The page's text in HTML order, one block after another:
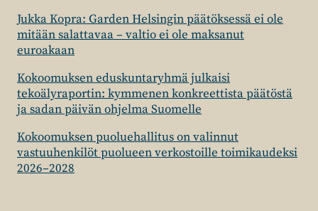
Jukka Kopra: Garden Helsingin päätöksessä ei ole
mitään salattavaa – valtio ei ole maksanut
euroakaan
Kokoomuksen eduskuntaryhmä julkaisi
tekoälyraportin: kymmenen konkreettista päätöstä
ja sadan päivän ohjelma Suomelle
Kokoomuksen puoluehallitus on valinnut
vastuuhenkilöt puolueen verkostoille toimikaudeksi
2026–2028